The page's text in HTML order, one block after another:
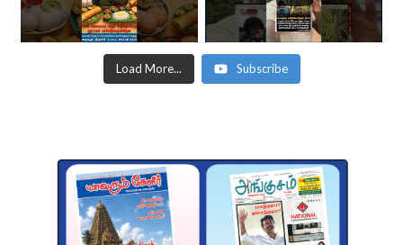
Load More... Subscribe